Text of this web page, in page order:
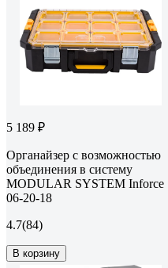
5 189 ₽
Органайзер с возможностью
объединения в систему
MODULAR SYSTEM Inforce
06-20-18
4.7(84)
В корзину